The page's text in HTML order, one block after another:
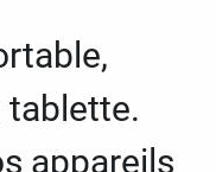
appareils